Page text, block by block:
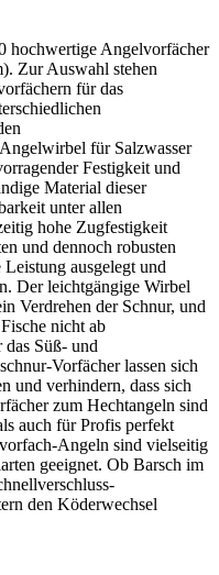
hochwertige Angelvorfächer
Zur Auswahl stehen
für das
für Salzwasser
Festigkeit und
Material dieser
unter allen
hohe Zugfestigkeit
und dennoch robusten
ausgelegt und
Der leichtgängige Wirbel
Verdrehen der Schnur, und
nicht ab
Süß- und
Vorfächer lassen sich
und verhindern, dass sich
zum Hechtangeln sind
auch für Profis perfekt
Angeln sind vielseitig
geeignet. Ob Barsch im
den Köderwechsel